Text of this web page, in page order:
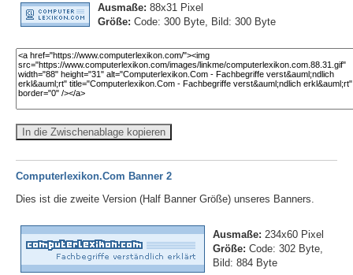
Ausmaße: 88x31 Pixel
Größe: Code: 300 Byte, Bild: 300 Byte
In die Zwischenablage kopieren
Computerlexikon.Com Banner 2
Dies ist die zweite Version (Half Banner Größe) unseres Banners.
Ausmaße: 234x60 Pixel
Größe: Code: 302 Byte,
Bild: 884 Byte